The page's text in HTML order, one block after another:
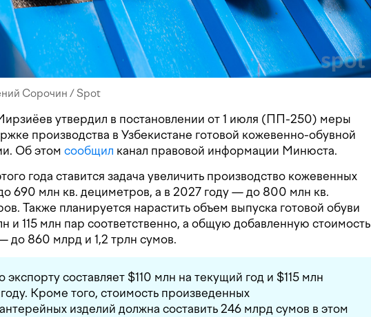
Сорочин / Spot
утвердил в постановлении от 1 июля (ПП-250) меры
производства в Узбекистане готовой кожевенно-обувной
Об этом сообщил канал правовой информации Минюста.
года ставится задача увеличить производство кожевенных
690 млн кв. дециметров, а в 2027 году — до 800 млн кв.
Также планируется нарастить объем выпуска готовой обуви
и 115 млн пар соответственно, а общую добавленную стоимость
до 860 млрд и 1,2 трлн сумов.
экспорту составляет $110 млн на текущий год и $115 млн
Кроме того, стоимость произведенных
изделий должна составить 246 млрд сумов в этом